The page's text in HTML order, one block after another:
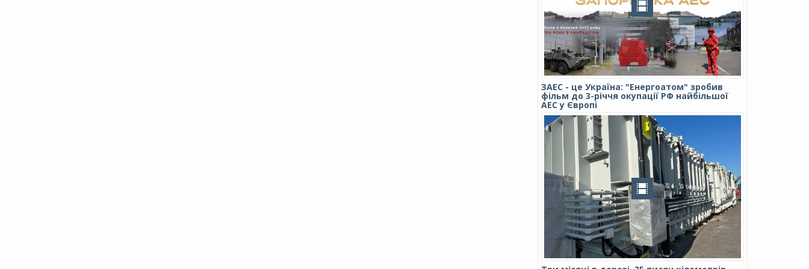
ЗАЕС - це Україна: "Енергоатом" зробив
фільм до 3-річчя окупації РФ найбільшої
АЕС у Європі